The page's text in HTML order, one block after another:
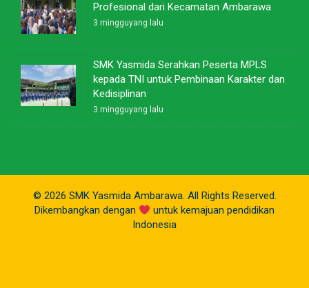
Profesional dari Kecamatan Ambarawa
3 mingguyang lalu
SMK Yasmida Serahkan Peserta MPLS
kepada TNI untuk Pembinaan Karakter dan
Kedisiplinan
3 mingguyang lalu
© 2026 SMK Yasmida Ambarawa. All Rights Reserved.
Dikembangkan dengan
untuk kemajuan pendidikan
Indonesia